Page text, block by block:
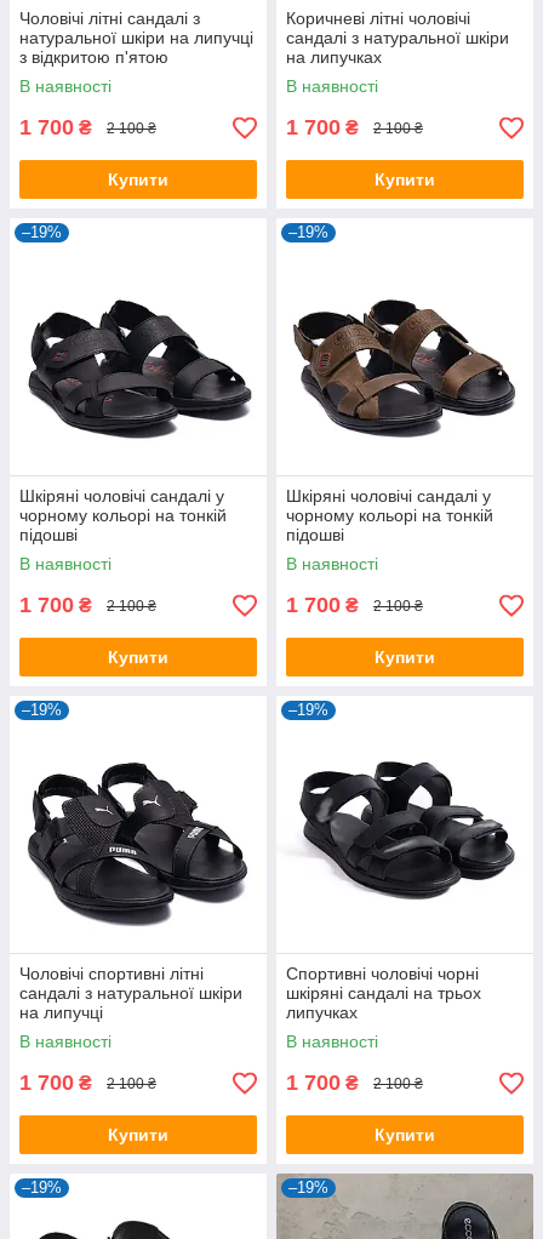
Чоловічі літні сандалі з
натуральної шкіри на липучці
з відкритою п'ятою
В наявності
1 700 ₴ 2 100 ₴
Купити
Коричневі літні чоловічі
сандалі з натуральної шкіри
на липучках
В наявності
1 700 ₴ 2 100 ₴
Купити
–19%
Шкіряні чоловічі сандалі у
чорному кольорі на тонкій
підошві
В наявності
1 700 ₴ 2 100 ₴
Купити
–19%
Шкіряні чоловічі сандалі у
чорному кольорі на тонкій
підошві
В наявності
1 700 ₴ 2 100 ₴
Купити
–19%
Чоловічі спортивні літні
сандалі з натуральної шкіри
на липучці
В наявності
1 700 ₴ 2 100 ₴
Купити
–19%
Спортивні чоловічі чорні
шкіряні сандалі на трьох
липучках
В наявності
1 700 ₴ 2 100 ₴
Купити
–19% –19%